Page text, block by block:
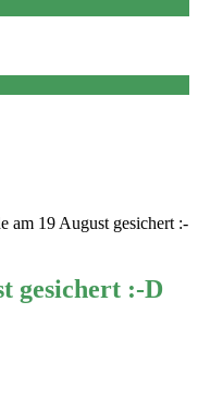
am 19 August gesichert :-
gesichert :-D